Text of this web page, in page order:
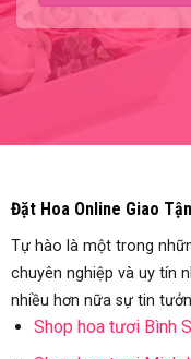
Đặt Hoa Online Giao
Tự hào là một trong
chuyên nghiệp và uy tín
nhiều hơn nữa sự tin
Shop hoa tươi Bình